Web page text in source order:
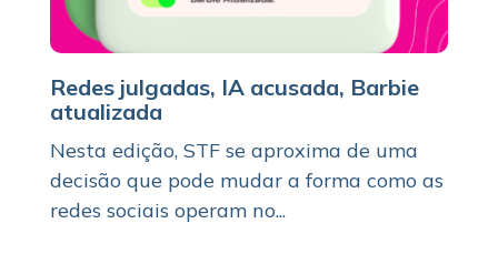
Redes julgadas, IA acusada, Barbie
atualizada
Nesta edição, STF se aproxima de uma
decisão que pode mudar a forma como as
redes sociais operam no...